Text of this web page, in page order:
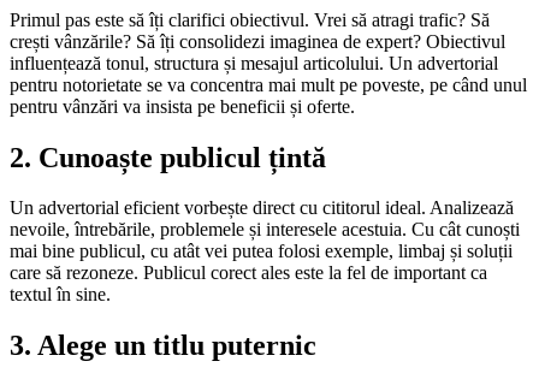
Primul pas este să îți clarifici obiectivul. Vrei să atragi trafic? Să
crești vânzările? Să îți consolidezi imaginea de expert? Obiectivul
influențează tonul, structura și mesajul articolului. Un advertorial
pentru notorietate se va concentra mai mult pe poveste, pe când unul
pentru vânzări va insista pe beneficii și oferte.
2. Cunoaște publicul țintă
Un advertorial eficient vorbește direct cu cititorul ideal. Analizează
nevoile, întrebările, problemele și interesele acestuia. Cu cât cunoști
mai bine publicul, cu atât vei putea folosi exemple, limbaj și soluții
care să rezoneze. Publicul corect ales este la fel de important ca
textul în sine.
3. Alege un titlu puternic